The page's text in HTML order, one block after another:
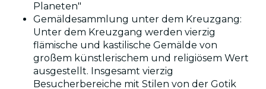
Planeten"
Gemäldesammlung unter dem Kreuzgang:
Unter dem Kreuzgang werden vierzig
flämische und kastilische Gemälde von
großem künstlerischem und religiösem Wert
ausgestellt. Insgesamt vierzig
Besucherbereiche mit Stilen von der Gotik